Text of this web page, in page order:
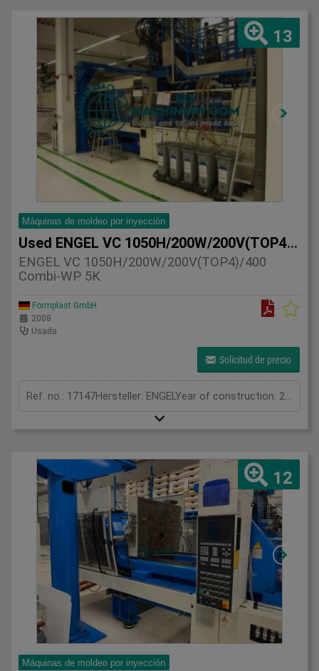
13
Máquinas de moldeo por inyección
Used ENGEL VC 1050H/200W/200V(TOP4)/400 Combi-WP 5
ENGEL VC 1050H/200W/200V(TOP4)/400
Combi-WP 5K
Formplast GmbH
2008
Usada
Solicitud de precio
Ref. no.: 17147Hersteller: ENGELYear of construction: 2008Clamping unitClamping force: 400 tonOpening stroke: 1008 mmPlaten size (h x v): 1360 x 1460 mmInjection unitScrew diameter: 60 + 25 + 25+ 25+ 25 mmInjection volume: 608 + 54 + 54 + 54 + 54 cm³Shot weight: 547 + 48 + 48 + 48 + 48 gInjection pressure: 1725 + 1200 + 1200 + 1200 + 1200 barMeasurements and weightMachine weight: 22.000 + 6.600 kgDimensions LxWxH part 1: 5 x 2,3 x mDimensions LxWxH part 2: 3,9 x 2,3 x m
12
Máquinas de moldeo por inyección